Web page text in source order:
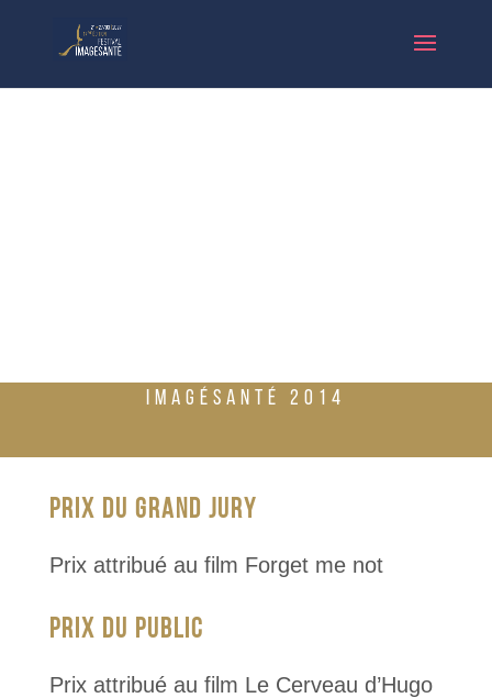
IMAGÉSANTÉ 2014
PRIX DU GRAND JURY
Prix attribué au film Forget me not
PRIX DU PUBLIC
Prix attribué au film Le Cerveau d’Hugo